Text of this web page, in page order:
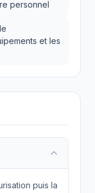
personnel
et les
puis la